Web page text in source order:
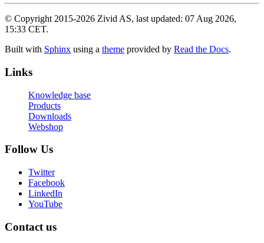
© Copyright 2015-2026 Zivid AS, last updated: 07 Aug 2026,
15:33 CET.
Built with Sphinx using a theme provided by Read the Docs.
Links
Knowledge base
Products
Downloads
Webshop
Follow Us
Twitter
Facebook
LinkedIn
YouTube
Contact us